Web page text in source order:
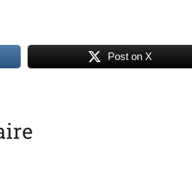
Post on X